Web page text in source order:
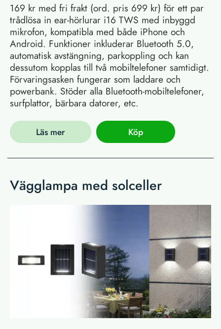
169 kr med fri frakt (ord. pris 699 kr) för ett par
trådlösa in ear-hörlurar i16 TWS med inbyggd
mikrofon, kompatibla med både iPhone och
Android. Funktioner inkluderar Bluetooth 5.0,
automatisk avstängning, parkoppling och kan
dessutom kopplas till två mobiltelefoner samtidigt.
Förvaringsasken fungerar som laddare och
powerbank. Stöder alla Bluetooth-mobiltelefoner,
surfplattor, bärbara datorer, etc.
Läs mer Köp
Vägglampa med solceller